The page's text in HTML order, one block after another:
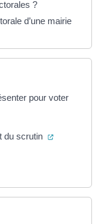
?
d’une mairie
pour voter
du scrutin (ouverture
un nouvel onglet)